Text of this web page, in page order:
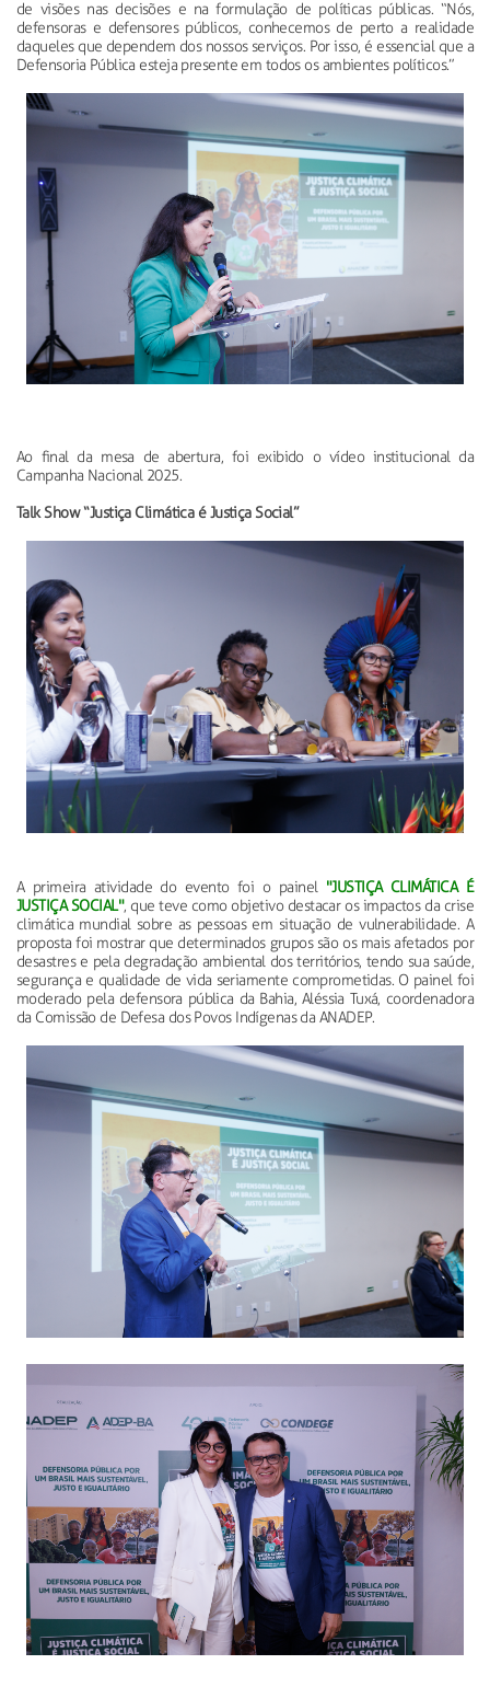
de visões nas decisões e na formulação de políticas públicas. “Nós,
defensoras e defensores públicos, conhecemos de perto a realidade
daqueles que dependem dos nossos serviços. Por isso, é essencial que a
Defensoria Pública esteja presente em todos os ambientes políticos.”
Ao final da mesa de abertura, foi exibido o vídeo institucional da
Campanha Nacional 2025.
Talk Show “Justiça Climática é Justiça Social”
A primeira atividade do evento foi o painel "JUSTIÇA CLIMÁTICA É
JUSTIÇA SOCIAL", que teve como objetivo destacar os impactos da crise
climática mundial sobre as pessoas em situação de vulnerabilidade. A
proposta foi mostrar que determinados grupos são os mais afetados por
desastres e pela degradação ambiental dos territórios, tendo sua saúde,
segurança e qualidade de vida seriamente comprometidas. O painel foi
moderado pela defensora pública da Bahia, Aléssia Tuxá, coordenadora
da Comissão de Defesa dos Povos Indígenas da ANADEP.